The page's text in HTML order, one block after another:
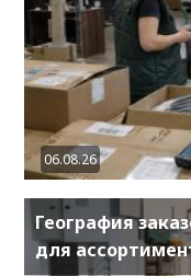
06.08.26
География
для